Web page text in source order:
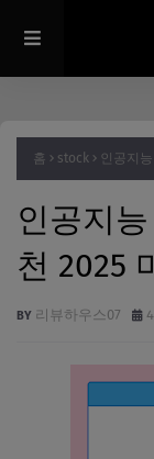
홈 stock 인공지
인공지
천 2025
리뷰하우스07